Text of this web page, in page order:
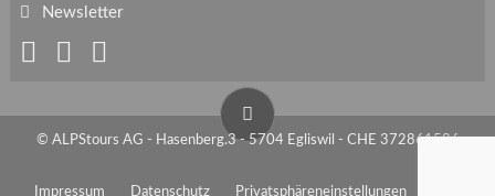
Newsletter
© ALPStours AG - Hasenberg.3 - 5704 Egliswil - CHE 372861586
Impressum Datenschutz Privatsphäreneinstellungen